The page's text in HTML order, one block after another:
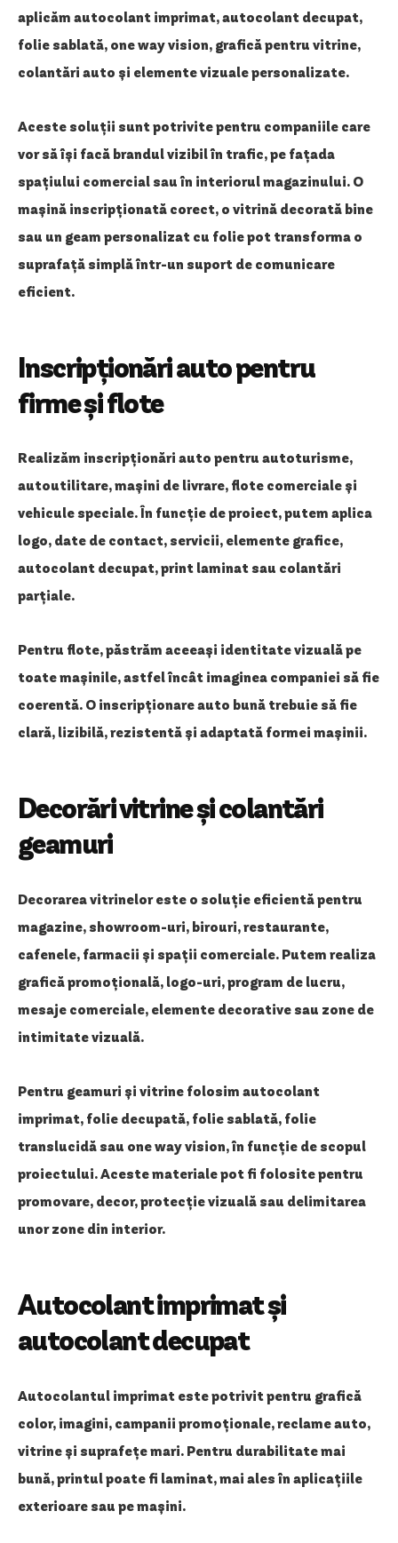
aplicăm autocolant imprimat, autocolant decupat,
folie sablată, one way vision, grafică pentru vitrine,
colantări auto și elemente vizuale personalizate.
Aceste soluții sunt potrivite pentru companiile care
vor să își facă brandul vizibil în trafic, pe fațada
spațiului comercial sau în interiorul magazinului. O
mașină inscripționată corect, o vitrină decorată bine
sau un geam personalizat cu folie pot transforma o
suprafață simplă într-un suport de comunicare
eficient.
Inscripționări auto pentru
firme și flote
Realizăm inscripționări auto pentru autoturisme,
autoutilitare, mașini de livrare, flote comerciale și
vehicule speciale. În funcție de proiect, putem aplica
logo, date de contact, servicii, elemente grafice,
autocolant decupat, print laminat sau colantări
parțiale.
Pentru flote, păstrăm aceeași identitate vizuală pe
toate mașinile, astfel încât imaginea companiei să fie
coerentă. O inscripționare auto bună trebuie să fie
clară, lizibilă, rezistentă și adaptată formei mașinii.
Decorări vitrine și colantări
geamuri
Decorarea vitrinelor este o soluție eficientă pentru
magazine, showroom-uri, birouri, restaurante,
cafenele, farmacii și spații comerciale. Putem realiza
grafică promoțională, logo-uri, program de lucru,
mesaje comerciale, elemente decorative sau zone de
intimitate vizuală.
Pentru geamuri și vitrine folosim autocolant
imprimat, folie decupată, folie sablată, folie
translucidă sau one way vision, în funcție de scopul
proiectului. Aceste materiale pot fi folosite pentru
promovare, decor, protecție vizuală sau delimitarea
unor zone din interior.
Autocolant imprimat și
autocolant decupat
Autocolantul imprimat este potrivit pentru grafică
color, imagini, campanii promoționale, reclame auto,
vitrine și suprafețe mari. Pentru durabilitate mai
bună, printul poate fi laminat, mai ales în aplicațiile
exterioare sau pe mașini.